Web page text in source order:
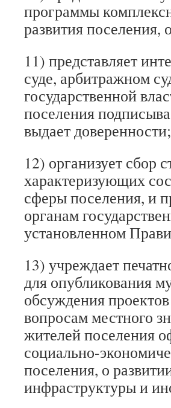
программы
развития поселения,
11) представляет
суде, арбитражном
государственной
поселения
выдает доверенности;
12) организует сбор
характеризующих
сферы поселения, и
органам
установленном
13) учреждает
для опубликования
обсуждения
вопросам местного
жителей поселения
социально-
поселения, о
инфраструктуры и